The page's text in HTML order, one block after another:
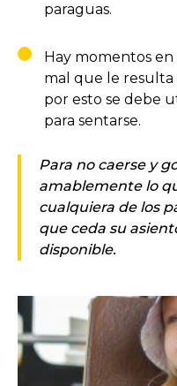
paraguas.
Hay momentos
mal que le resulta
por esto se debe
para sentarse.
Para no caerse y
amablemente lo
cualquiera de los
que ceda su
disponible.